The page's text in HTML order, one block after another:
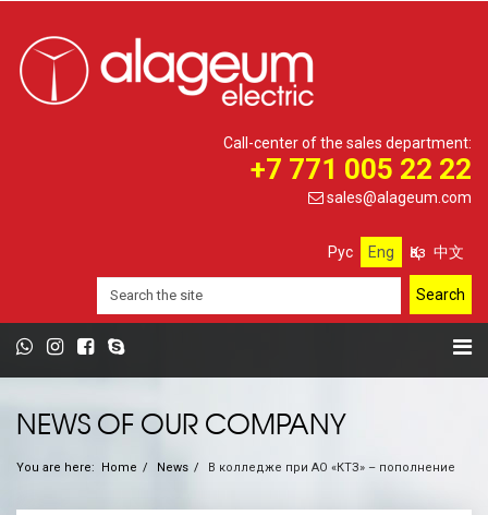
Call-center of the sales department:
+7 771 005 22 22
sales@alageum.com
Рус Eng Қаз 中文
NEWS OF OUR COMPANY
You are here: Home News В колледже при АО «КТЗ» – пополнение